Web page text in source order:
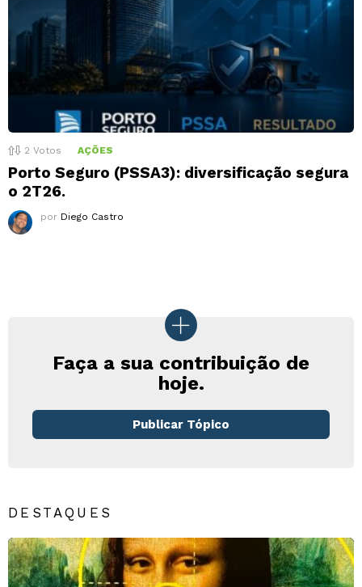
2 Votos AÇÕES
Porto Seguro (PSSA3): diversificação segura
o 2T26.
por Diego Castro
Faça a sua contribuição de
hoje.
Publicar Tópico
DESTAQUES